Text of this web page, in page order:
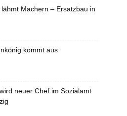
Machern – Ersatzbau in
kommt aus
neuer Chef im Sozialamt